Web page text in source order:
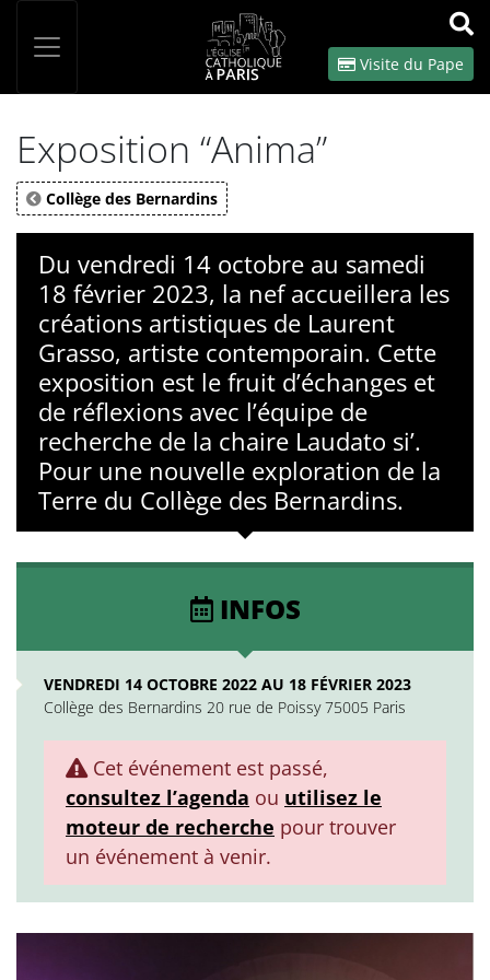
OK
Visite du Pape
Exposition “Anima”
Collège des Bernardins
Du vendredi 14 octobre au samedi
18 février 2023, la nef accueillera les
créations artistiques de Laurent
Grasso, artiste contemporain. Cette
exposition est le fruit d’échanges et
de réflexions avec l’équipe de
recherche de la chaire Laudato si’.
Pour une nouvelle exploration de la
Terre du Collège des Bernardins.
INFOS
VENDREDI 14 OCTOBRE 2022 AU 18 FÉVRIER 2023
Collège des Bernardins 20 rue de Poissy 75005 Paris
Cet événement est passé,
consultez l’agenda ou utilisez le
moteur de recherche pour trouver
un événement à venir.
Panneau de gestion des cookies